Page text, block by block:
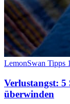
LemonSwan Tipps
Verlustangst: 5
überwinden